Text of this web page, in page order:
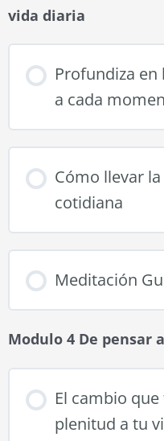
vida diaria
Profundiza en
a cada
Cómo llevar
cotidiana
Meditación
Modulo 4 De pensar
El cambio
plenitud a tu